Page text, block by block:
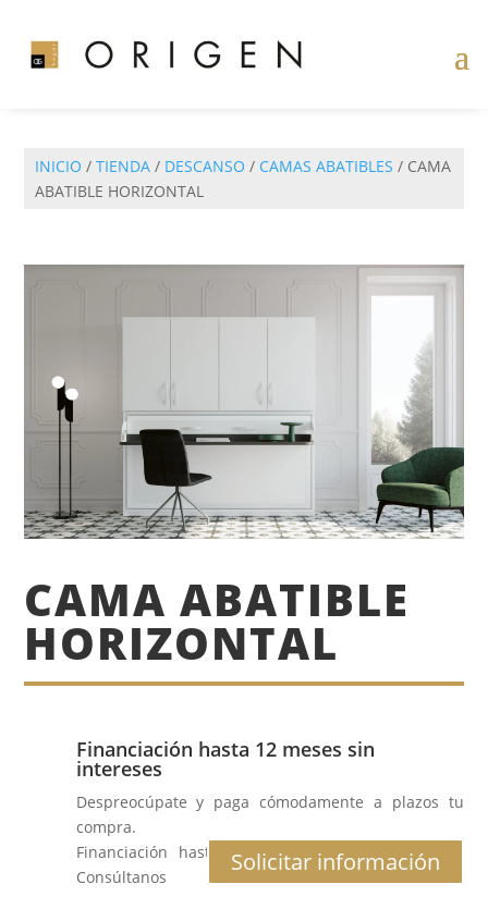
INICIO /TIENDA / DESCANSO / CAMAS ABATIBLES / CAMA
ABATIBLE HORIZONTAL
CAMA ABATIBLE
HORIZONTAL
Financiación hasta 12 meses sin
intereses
Despreocúpate y paga cómodamente a plazos tu
compra.
Financiación hasta 12 meses al 0% de interés.
Consúltanos
Solicitar información